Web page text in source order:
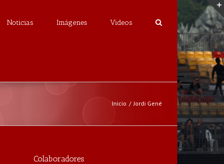
Noticias Imágenes Videos
Inicio / Jordi Gené
Colaboradores